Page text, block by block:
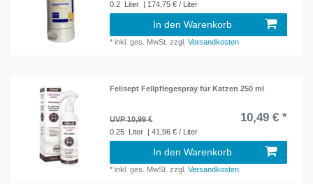
0.2 Liter | 174,75 € / Liter
In den Warenkorb
*inkl. ges. MwSt. zzgl.Versandkosten
Felisept Fellpflegespray für Katzen 250 ml
UVP 10,99 € 10,49 € *
0.25 Liter | 41,96 € / Liter
In den Warenkorb
*inkl. ges. MwSt. zzgl.Versandkosten